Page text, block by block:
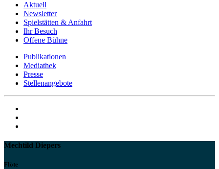
Aktuell
Newsletter
Spielstätten & Anfahrt
Ihr Besuch
Offene Bühne
Publikationen
Mediathek
Presse
Stellenangebote
Mechtild Diepers
Flöte